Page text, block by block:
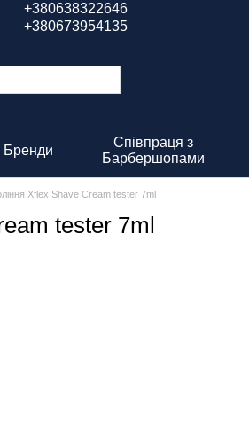
+380638322646
+380673954135
Бренди
Співпраця з
Барбершопами
Xflex Shave Cream tester 7ml
tester 7ml